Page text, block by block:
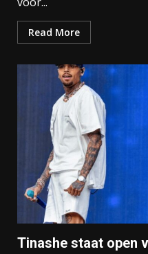
Read More
Tinashe staat open